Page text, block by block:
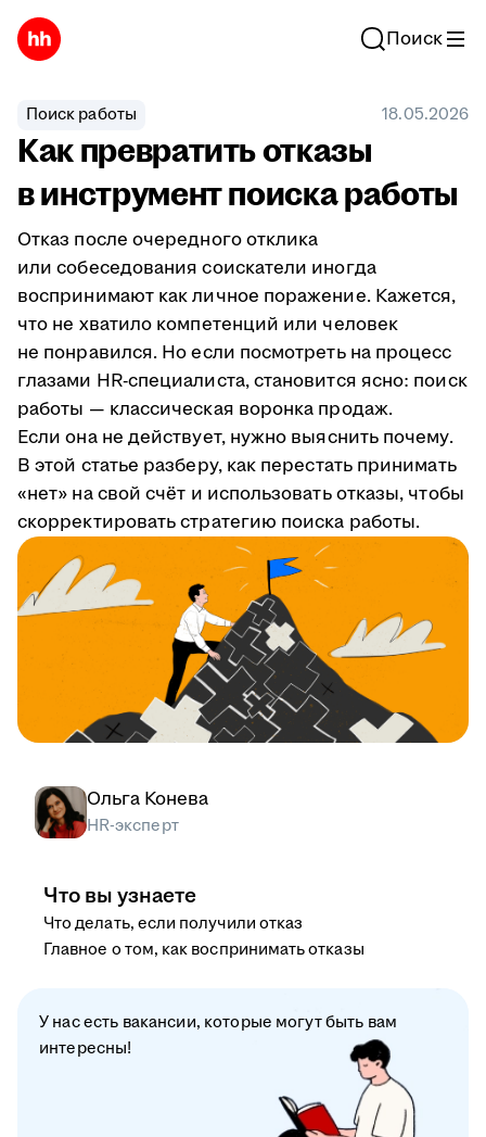
Поиск
Поиск работы 18.05.2026
Как превратить отказы
в инструмент поиска работы
Отказ после очередного отклика
или собеседования соискатели иногда
воспринимают как личное поражение. Кажется,
что не хватило компетенций или человек
не понравился. Но если посмотреть на процесс
глазами HR-специалиста, становится ясно: поиск
работы — классическая воронка продаж.
Если она не действует, нужно выяснить почему.
В этой статье разберу, как перестать принимать
«нет» на свой счёт и использовать отказы, чтобы
скорректировать стратегию поиска работы.
Ольга Конева
HR-эксперт
Что вы узнаете
Что делать, если получили отказ
Главное о том, как воспринимать отказы
У нас есть вакансии, которые могут быть вам
интересны!